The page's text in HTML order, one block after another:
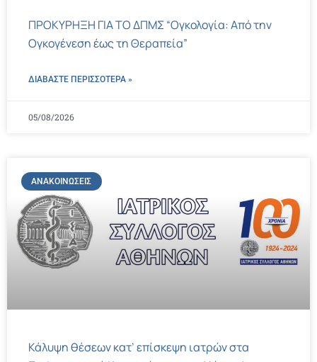
ΠΡΟΚΥΡΗΞΗ ΓΙΑ ΤΟ ΔΠΜΣ “Ογκολογία: Από την
Ογκογένεση έως τη Θεραπεία”
ΔΙΑΒΑΣΤΕ ΠΕΡΙΣΣΌΤΕΡΑ »
05/08/2026
ΑΝΑΚΟΙΝΏΣΕΙΣ
Κάλυψη θέσεων κατ’ επίσκεψη ιατρών στα